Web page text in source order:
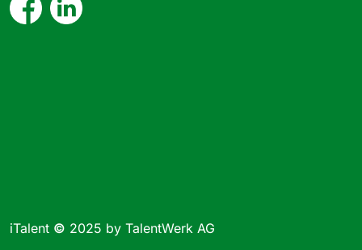
iTalent © 2025 by TalentWerk AG